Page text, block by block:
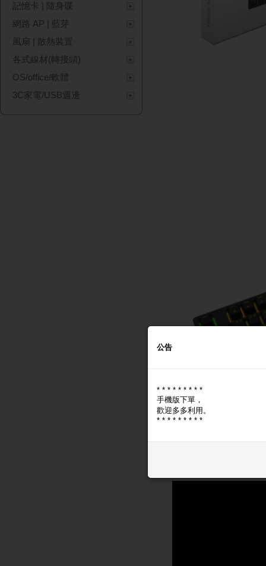
記憶卡 | 隨身碟
網路 AP | 藍芽
風扇 | 散熱裝置
各式線材(轉接頭)
OS/office/軟體
3C家電/USB週邊
公告
* * * * * * * * *
手機版下單，
歡迎多多利用。
* * * * * * * * *